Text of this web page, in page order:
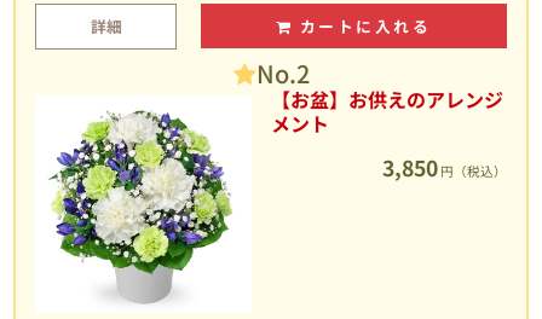
詳細 カートに入れる
No.2
【お盆】お供えのアレンジ
メント
3,850 円（税込）